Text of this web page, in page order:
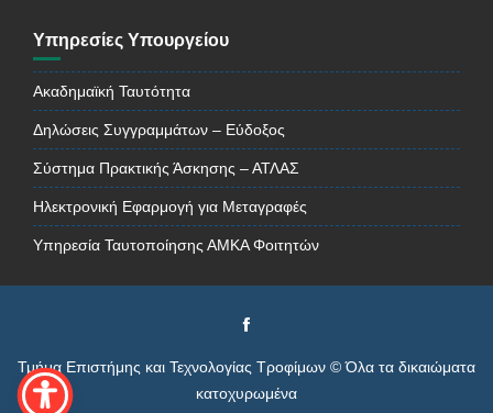
Υπηρεσίες Υπουργείου
Ακαδημαϊκή Ταυτότητα
Δηλώσεις Συγγραμμάτων – Εύδοξος
Σύστημα Πρακτικής Άσκησης – ΑΤΛΑΣ
Ηλεκτρονική Εφαρμογή για Μεταγραφές
Υπηρεσία Ταυτοποίησης ΑΜΚΑ Φοιτητών
Τμήμα Επιστήμης και Τεχνολογίας Τροφίμων © Όλα τα δικαιώματα
κατοχυρωμένα